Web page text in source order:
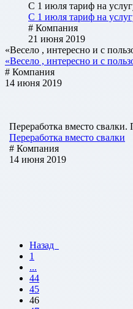
С 1 июля тариф на
С 1 июля тариф на
# Компания
21 июня 2019
«Весело , интересно и с
«Весело , интересно и с
# Компания
14 июня 2019
Переработка вместо свалки.
Переработка вместо свалки
# Компания
14 июня 2019
Назад
1
...
44
45
46